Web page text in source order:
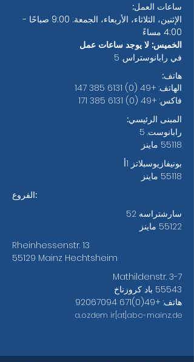
ساعات العمل:
الإثنين، الثلاثاء، الأربعاء، الجمعة: 9:00 صباحًا -
4:00 مساءً
الخميس: لا يوجد ساعات عمل
في رابانوستراس. 5
هاتف:
الهاتف: +49 (0) 6131 385 147
فاكس: +49 (0) 6131 385 171
المبنى الرئيسي:
رابانوست. 5
55118 ماينز
بونيفازيوسبلاتز 1أ
55118 ماينز
الفروع:
سارشتراسه 52
55122 ماينز
Rheinhessenstr. 13
55129 Mainz Hechtsheim
Mathildenstr. 3-7
55543 باد كروزناخ
هاتف: +49(0)671 92067094
a.ozdem ir[at]abc-mainz.de